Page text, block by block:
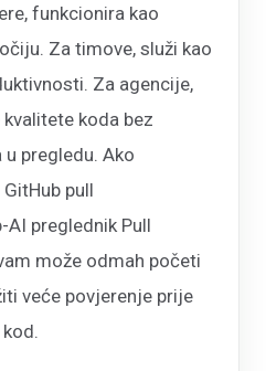
funkcionira kao
Za timove, služi kao
Za agencije,
koda bez
pregledu. Ako
pull
AI preglednik Pull
može odmah početi
veće povjerenje prije